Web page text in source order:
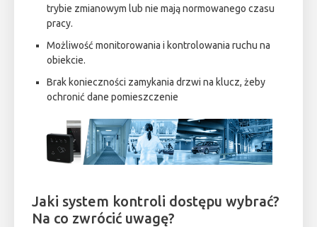
trybie zmianowym lub nie mają normowanego czasu
pracy.
Możliwość monitorowania i kontrolowania ruchu na
obiekcie.
Brak konieczności zamykania drzwi na klucz, żeby
ochronić dane pomieszczenie
Jaki system kontroli dostępu wybrać?
Na co zwrócić uwagę?